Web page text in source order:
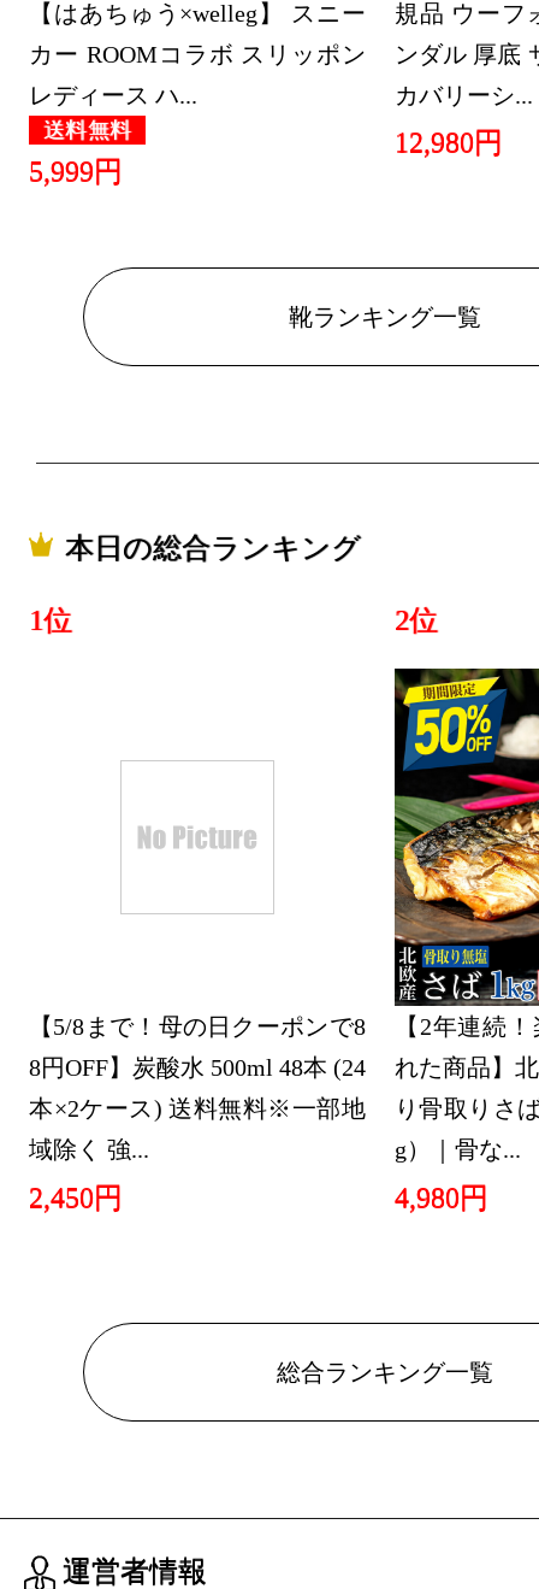
【はあちゅう×welleg】 スニー
カー ROOMコラボ スリッポン
レディース ハ...
送料無料
5,999円
規品 ウーフ
ンダル 厚底
カバリーシ...
12,980円
靴ランキング一覧
本日の総合ランキング
1位
【5/8まで！母の日クーポンで8
8円OFF】炭酸水 500ml 48本 (24
本×2ケース) 送料無料※一部地
域除く 強...
2,450円
2位
【2年連続
れた商品】
り骨取りさ
g）｜骨な...
4,980円
総合ランキング一覧
運営者情報